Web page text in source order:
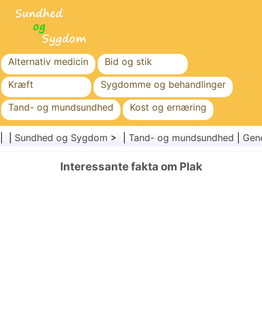
Alternativ medicin
Bid og stik
Kræft
Sygdomme og behandlinger
Tand- og mundsundhed
Kost og ernæring
Familiesundhed
Sundhedssektoren
Sundhed og Sygdom > | Tand- og mundsundhed
Interessante fakta om Plak